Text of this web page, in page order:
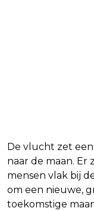
De vlucht zet
naar de maan. Er
mensen vlak bij
om een nieuwe,
toekomstige